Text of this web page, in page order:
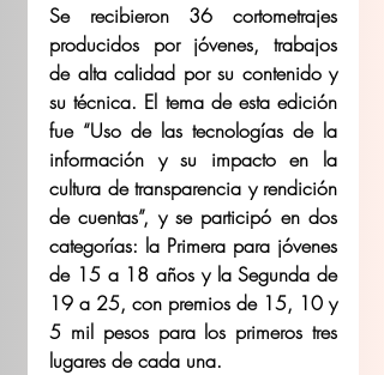
Se recibieron 36 cortometrajes
producidos por jóvenes, trabajos
de alta calidad por su contenido y
su técnica. El tema de esta edición
fue “Uso de las tecnologías de la
información y su impacto en la
cultura de transparencia y rendición
de cuentas”, y se participó en dos
categorías: la Primera para jóvenes
de 15 a 18 años y la Segunda de
19 a 25, con premios de 15, 10 y
5 mil pesos para los primeros tres
lugares de cada una.